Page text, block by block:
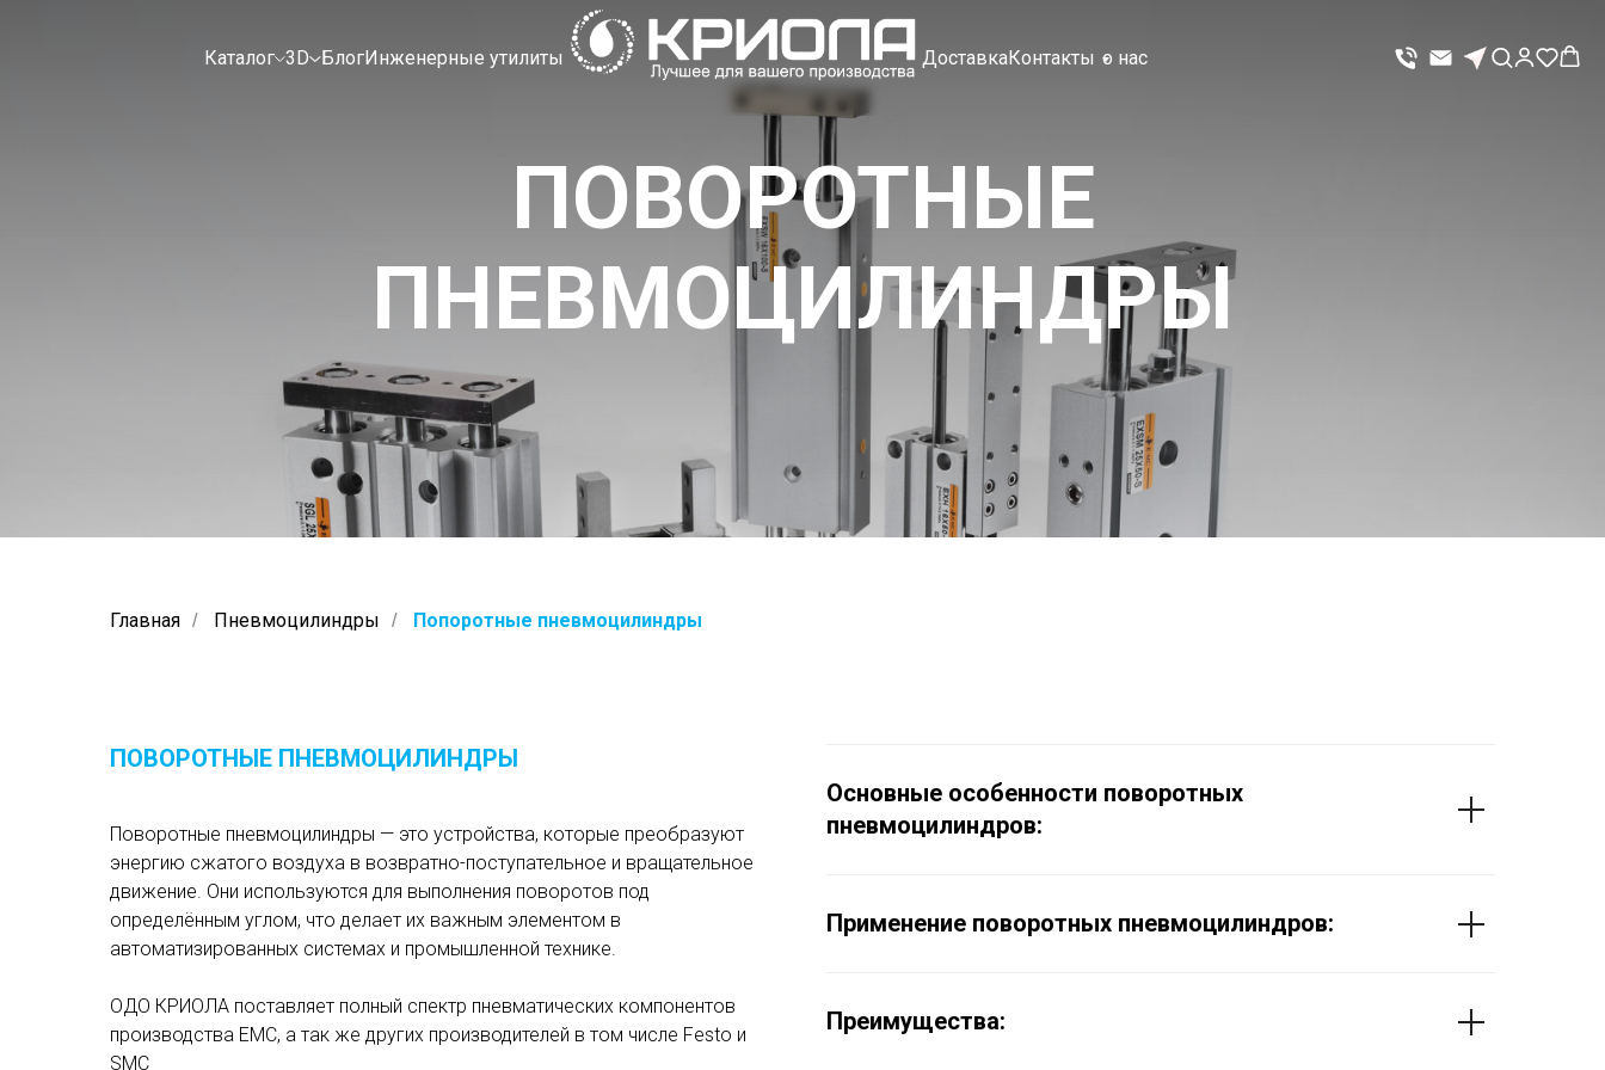
Каталог 3D БлогИнженерные утилиты ДоставкаКонтакты о нас
ПОВОРОТНЫЕ
ПНЕВМОЦИЛИНДРЫ
Главная / Пневмоцилиндры / Попоротные пневмоцилиндры
ПОВОРОТНЫЕ ПНЕВМОЦИЛИНДРЫ
Поворотные пневмоцилиндры — это устройства, которые преобразуют
энергию сжатого воздуха в возвратно-поступательное и вращательное
движение. Они используются для выполнения поворотов под
определённым углом, что делает их важным элементом в
автоматизированных системах и промышленной технике.
ОДО КРИОЛА поставляет полный спектр пневматических компонентов
производства EMC, а так же других производителей в том числе Festo и
SMC
Основные особенности поворотных
пневмоцилиндров:
Применение поворотных пневмоцилиндров:
Преимущества: